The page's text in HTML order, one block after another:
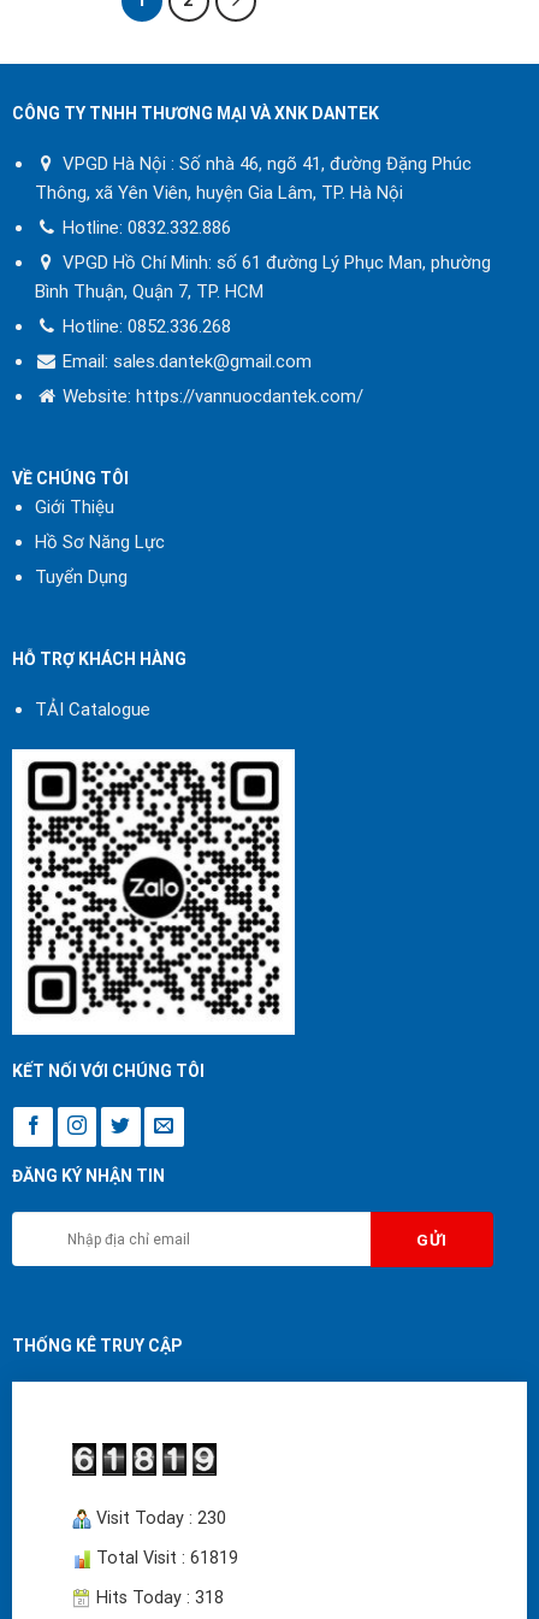
thời gian sử dụng ngắn hơn so
van công nghiệp
phổ biến từ Trung Quốc:
* Van cổng (Gate Valve):
Cấu tạo: Thân van, đĩa van, trục
đóng/mở dòng chảy hoàn toàn.
dòng chảy qua van.
*Van bi (Ball Valve):
Cấu tạo: Thân van, bi van với lỗ
xuyên qua, trục van, và bộ điều
Nguyên lý hoạt động: Quay bi van
90 độ để mở hoặc đóng dòng
chảy.
CÔNG TY TNHH THƯƠNG MẠI VÀ XNK DANTEK
VPGD Hà Nội : Số nhà 46, ngõ 41, đường Đặng Phúc
Thông, xã Yên Viên, huyện Gia Lâm, TP. Hà Nội
Hotline:0832.332.886
VPGD Hồ Chí Minh: số 61 đường Lý Phục Man, phường
Bình Thuận, Quận 7, TP. HCM
Hotline:0852.336.268
Email: sales.dantek@gmail.com
Website:https://vannuocdantek.com/
VỀ CHÚNG TÔI
Giới Thiệu
Hồ Sơ Năng Lực
Tuyển Dụng
HỖ TRỢ KHÁCH HÀNG
TẢI Catalogue
KẾT NỐI VỚI CHÚNG TÔI
ĐĂNG KÝ NHẬN TIN
THỐNG KÊ TRUY CẬP
Visit Today : 230
Total Visit : 61819
Hits Today : 318